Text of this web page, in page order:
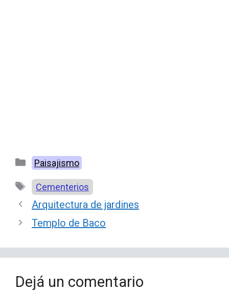
Categorías
Paisajismo
Etiquetas
Cementerios
Arquitectura de jardines
Templo de Baco
Dejá un comentario